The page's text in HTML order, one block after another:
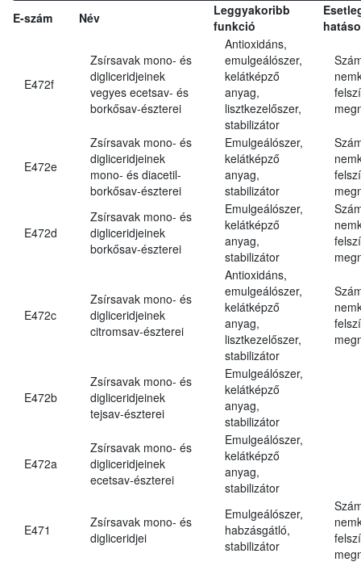
E-szám Név
Leggyakoribb
funkció
E472f
Zsírsavak mono- és
digliceridjeinek
vegyes ecetsav- és
borkősav-észterei
Antioxidáns,
emulgeálószer,
kelátképző
anyag,
lisztkezelőszer,
stabilizátor
E472e
Zsírsavak mono- és
digliceridjeinek
mono- és diacetil-
borkősav-észterei
Emulgeálószer,
kelátképző
anyag,
stabilizátor
E472d
Zsírsavak mono- és
digliceridjeinek
borkősav-észterei
Emulgeálószer,
kelátképző
anyag,
stabilizátor
E472c
Zsírsavak mono- és
digliceridjeinek
citromsav-észterei
Antioxidáns,
emulgeálószer,
kelátképző
anyag,
lisztkezelőszer,
stabilizátor
E472b
Zsírsavak mono- és
digliceridjeinek
tejsav-észterei
Emulgeálószer,
kelátképző
anyag,
stabilizátor
E472a
Zsírsavak mono- és
digliceridjeinek
ecetsav-észterei
Emulgeálószer,
kelátképző
anyag,
stabilizátor
E471
Zsírsavak mono- és
digliceridjei
Emulgeálószer,
habzásgátló,
stabilizátor